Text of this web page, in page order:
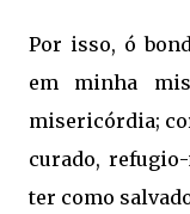
Por isso, ó
em minha
misericórdia;
curado,
ter como